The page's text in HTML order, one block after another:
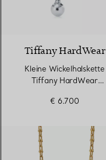
Tiffany HardWear
Kleine Wickelhalskette
Tiffany HardWear
Sterlingsilber
€ 6.700